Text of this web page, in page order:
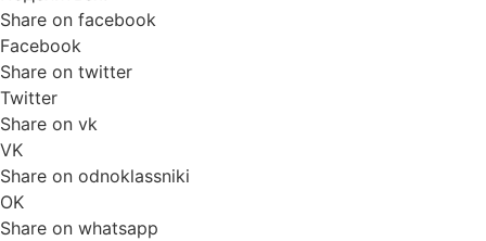
Share on facebook
Facebook
Share on twitter
Twitter
Share on vk
VK
Share on odnoklassniki
OK
Share on whatsapp